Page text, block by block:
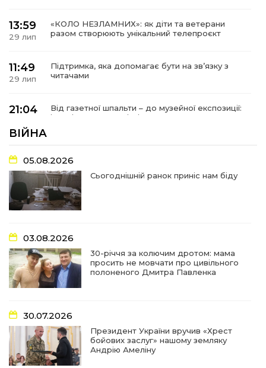
13:59
29 лип
«КОЛО НЕЗЛАМНИХ»: як діти та ветерани
разом створюють унікальний телепроєкт
11:49
29 лип
Підтримка, яка допомагає бути на зв’язку з
читачами
21:04
Від газетної шпальти – до музейної експозиції:
історії Героїв Барвінківщини стали частиною
17:18
27 лип
У Барвінківській громаді вшанували людей
найгуманнішої професії
16:29
22 лип
Медики Барвінківської громади
вдосконалюють професійні навички
15:09
22 лип
У Пригожому з дітьми та їх батьками
працювали фахівці благодійного фонду
07:17
“Мені й досі сниться син”: чотири роки світлої
11:06
20 лип
За дві доби — серія ворожих ударів по
Барвінківській громаді
ВІЙНА
05.08.2026
Сьогоднішній ранок приніс нам біду
03.08.2026
30-річчя за колючим дротом: мама
просить не мовчати про цивільного
полоненого Дмитра Павленка
30.07.2026
Президент України вручив «Хрест
бойових заслуг» нашому земляку
Андрію Амеліну